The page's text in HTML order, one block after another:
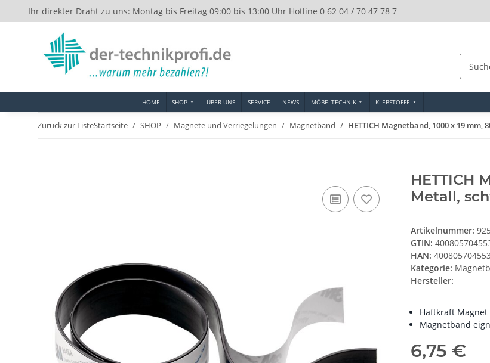
Ihr direkter Draht zu uns: Montag bis Freitag 09:00 bis 13:00 Uhr Hotline 0 62 04 / 70 47 78 7
HOME SHOP ÜBER UNS SERVICE NEWS MÖBELTECHNIK KLEBSTOFFE
Zurück zur ListeStartseite SHOP Magnete und Verriegelungen Magnetband HETTICH Magnetband, 1000 x 19
HETTICH
Metall,
Artikelnummer:
GTIN:
HAN:
Kategorie:
Hersteller:
Haftkraft Magnet
Magnetband
6,75 €